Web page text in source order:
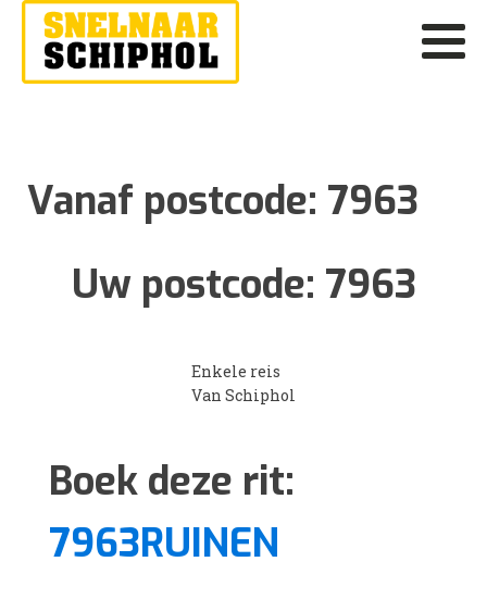
Vanaf postcode: 7963
Uw postcode: 7963
Enkele reis
Van Schiphol
Boek deze rit:
7963RUINEN